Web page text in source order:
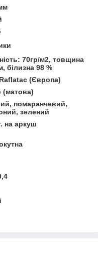
70гр/м2, товщина
білизна 98 %
(Європа)
(матова)
помаранчевий,
зелений
на аркуш